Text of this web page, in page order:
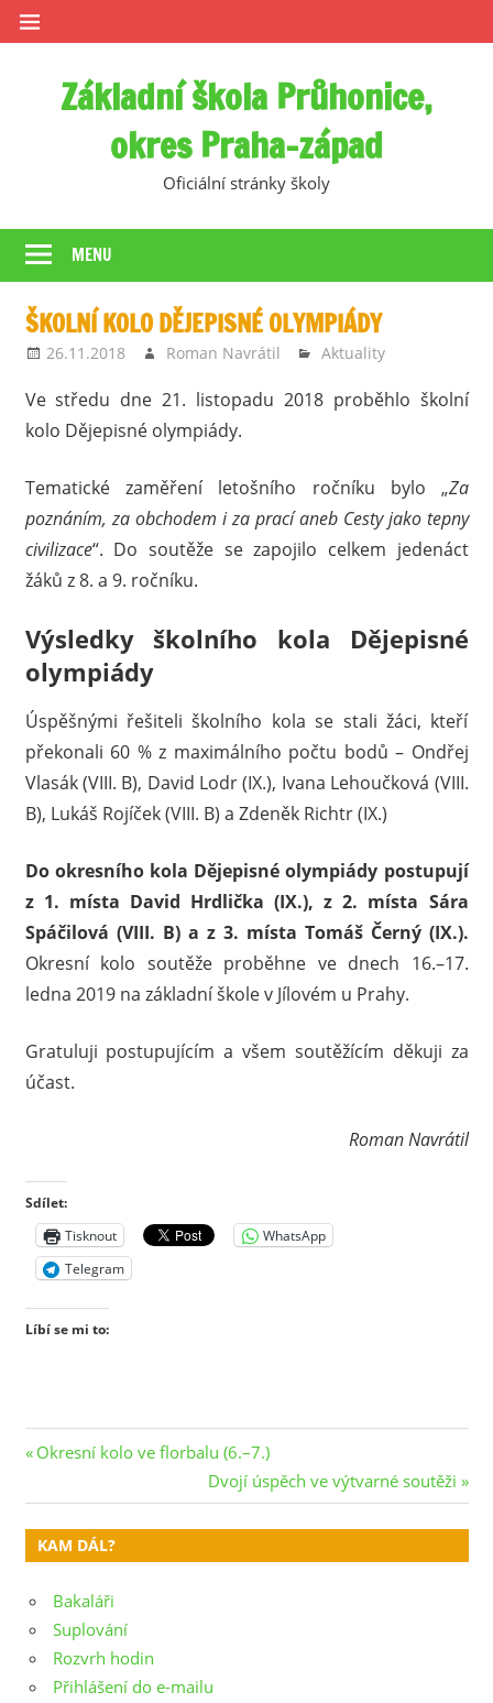
Skip
to
Základní škola Průhonice,
okres Praha-západ
Oficiální stránky školy
MENU
ŠKOLNÍ KOLO DĚJEPISNÉ OLYMPIÁDY
26.11.2018 Roman Navrátil Aktuality
Ve středu dne 21. listopadu 2018 proběhlo školní
kolo Dějepisné olympiády.
Tematické zaměření letošního ročníku bylo „Za
poznáním, za obchodem i za prací aneb Cesty jako tepny
civilizace“. Do soutěže se zapojilo celkem jedenáct
žáků z 8. a 9. ročníku.
Výsledky školního kola Dějepisné
olympiády
Úspěšnými řešiteli školního kola se stali žáci, kteří
překonali 60 % z maximálního počtu bodů – Ondřej
Vlasák (VIII. B), David Lodr (IX.), Ivana Lehoučková (VIII.
B), Lukáš Rojíček (VIII. B) a Zdeněk Richtr (IX.)
Do okresního kola Dějepisné olympiády postupují
z 1. místa David Hrdlička (IX.), z 2. místa Sára
Spáčilová (VIII. B) a z 3. místa Tomáš Černý (IX.).
Okresní kolo soutěže proběhne ve dnech 16.–17.
ledna 2019 na základní škole v Jílovém u Prahy.
Gratuluji postupujícím a všem soutěžícím děkuji za
účast.
Roman Navrátil
Sdílet:
Tisknout
WhatsApp
Telegram
Líbí se mi to:
Navigace
pro
příspěvek
Previous
Okresní kolo ve florbalu (6.–7.)
Next
Post:
Dvojí úspěch ve výtvarné soutěži
KAM DÁL?
Bakaláři
Suplování
Rozvrh hodin
Přihlášení do e-mailu